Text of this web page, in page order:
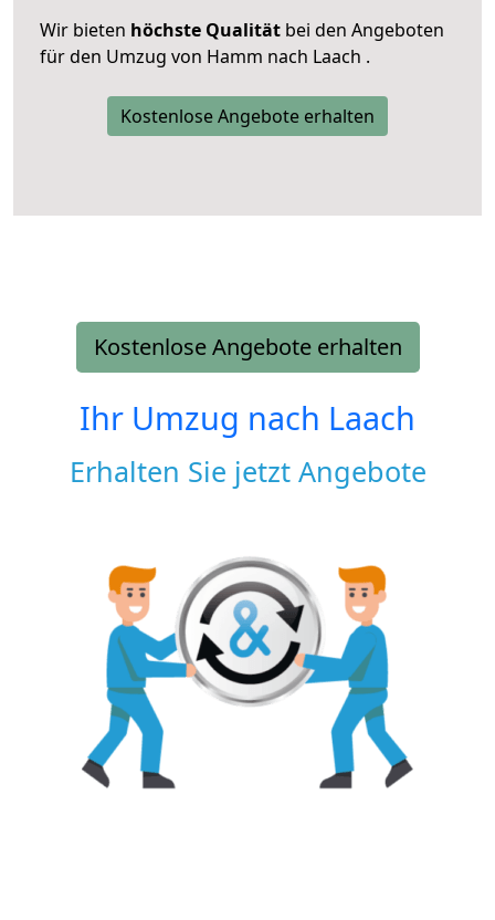
Wir bieten höchste Qualität bei den Angeboten
für den Umzug von Hamm nach Laach .
Kostenlose Angebote erhalten
Kostenlose Angebote erhalten
Ihr Umzug nach Laach
Erhalten Sie jetzt Angebote